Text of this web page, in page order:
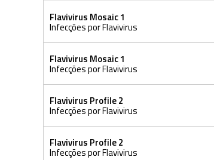
Flavivirus Mosaic 1
Infecções por Flavivirus
Flavivirus Mosaic 1
Infecções por Flavivirus
Flavivirus Profile 2
Infecções por Flavivirus
Flavivirus Profile 2
Infecções por Flavivirus